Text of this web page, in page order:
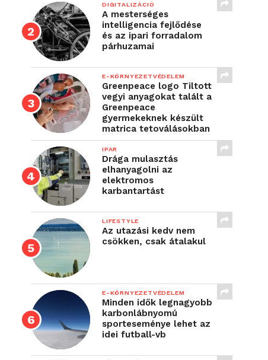
DIGITALIZÁCIÓ
A mesterséges
intelligencia fejlődése
és az ipari forradalom
párhuzamai
E-KÖRNYEZETVÉDELEM
Greenpeace logo Tiltott
vegyi anyagokat talált a
Greenpeace
gyermekeknek készült
matrica tetoválásokban
IPAR
Drága mulasztás
elhanyagolni az
elektromos
karbantartást
LIFESTYLE
Az utazási kedv nem
csökken, csak átalakul
E-KÖRNYEZETVÉDELEM
Minden idők legnagyobb
karbonlábnyomú
sporteseménye lehet az
idei futball-vb